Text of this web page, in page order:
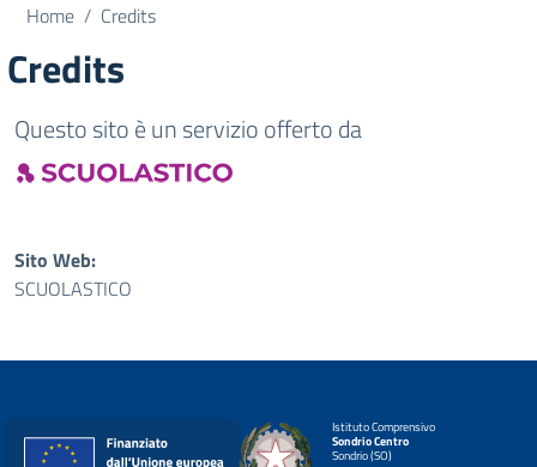
Home Credits
Credits
Questo sito è un servizio offerto da
Sito Web:
SCUOLASTICO
Istituto Comprensivo
Sondrio Centro
Sondrio (SO)